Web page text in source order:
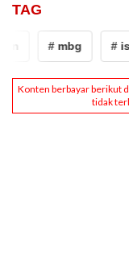
TAG
# mbg # istana